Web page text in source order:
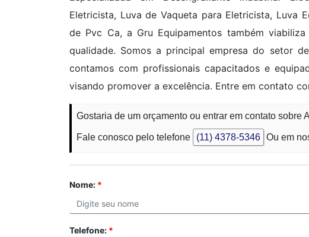
Eletricista, Luva de Vaqueta para Eletricista, Luva
de Pvc Ca, a Gru Equipamentos também
qualidade. Somos a principal empresa do setor de
contamos com profissionais capacitados e
visando promover a excelência. Entre em contato
Gostaria de um orçamento ou entrar em contato sobre
Fale conosco pelo telefone (11) 4378-5346 Ou em
Nome: *
Telefone: *